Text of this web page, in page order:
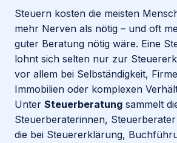
Firma eintragen
Steuern kosten die meisten
mehr Nerven als nötig – und oft
guter Beratung nötig wäre. Eine
lohnt sich selten nur zur
vor allem bei Selbständigkeit,
Immobilien oder komplexen
Unter Steuerberatung sammelt
Steuerberaterinnen,
die bei Steuererklärung,